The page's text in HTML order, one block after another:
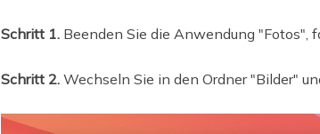
Schritt 1. Beenden Sie die Anwendung "Fotos",
Schritt 2. Wechseln Sie in den Ordner "Bilder"